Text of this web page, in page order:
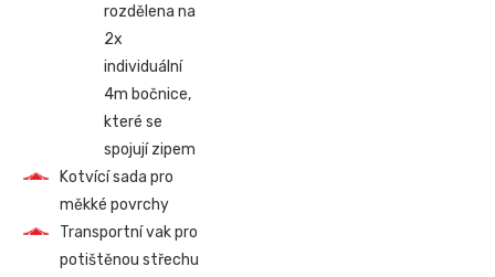
rozdělena na
2x
individuální
4m bočnice,
které se
spojují zipem
Kotvící sada pro
měkké povrchy
Transportní vak pro
potištěnou střechu